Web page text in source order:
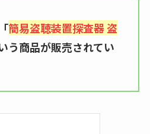
も調査
クランベリージュー
は？おすすめや効果
も調査
簡易盗聴装置探査器 盗
う商品が販売されてい